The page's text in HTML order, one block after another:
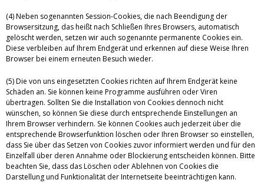
(4) Neben sogenannten Session-Cookies, die nach Beendigung der
Browsersitzung, das heißt nach Schließen Ihres Browsers, automatisch
gelöscht werden, setzen wir auch sogenannte permanente Cookies ein.
Diese verbleiben auf Ihrem Endgerät und erkennen auf diese Weise Ihren
Browser bei einem erneuten Besuch wieder.
(5) Die von uns eingesetzten Cookies richten auf Ihrem Endgerät keine
Schäden an. Sie können keine Programme ausführen oder Viren
übertragen. Sollten Sie die Installation von Cookies dennoch nicht
wünschen, so können Sie diese durch entsprechende Einstellungen an
Ihrem Browser verhindern. Sie können Cookies auch jederzeit über die
entsprechende Browserfunktion löschen oder Ihren Browser so einstellen,
dass Sie über das Setzen von Cookies zuvor informiert werden und für den
Einzelfall über deren Annahme oder Blockierung entscheiden können. Bitte
beachten Sie, dass das Löschen oder Ablehnen von Cookies die
Darstellung und Funktionalität der Internetseite beeinträchtigen kann.